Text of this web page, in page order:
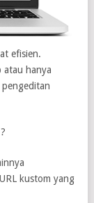
efisien.
atau hanya
kustom yang